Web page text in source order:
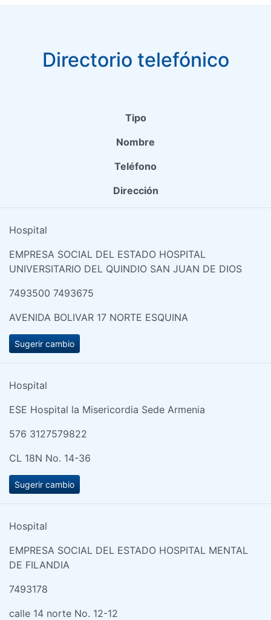
Directorio telefónico
Tipo
Nombre
Teléfono
Dirección
Hospital
EMPRESA SOCIAL DEL ESTADO HOSPITAL
UNIVERSITARIO DEL QUINDIO SAN JUAN DE DIOS
7493500 7493675
AVENIDA BOLIVAR 17 NORTE ESQUINA
Sugerir cambio
Hospital
ESE Hospital la Misericordia Sede Armenia
576 3127579822
CL 18N No. 14-36
Sugerir cambio
Hospital
EMPRESA SOCIAL DEL ESTADO HOSPITAL MENTAL
DE FILANDIA
7493178
calle 14 norte No. 12-12